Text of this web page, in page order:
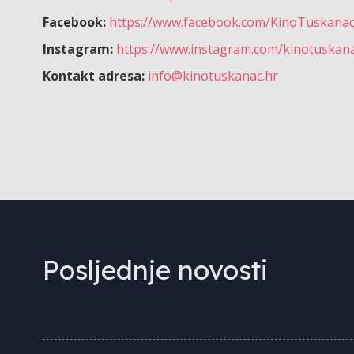
Facebook: https://www.facebook.com/KinoTuskanac
Instagram: https://www.instagram.com/
Kontakt adresa: info@kinotuskanac.hr
Posljednje novosti